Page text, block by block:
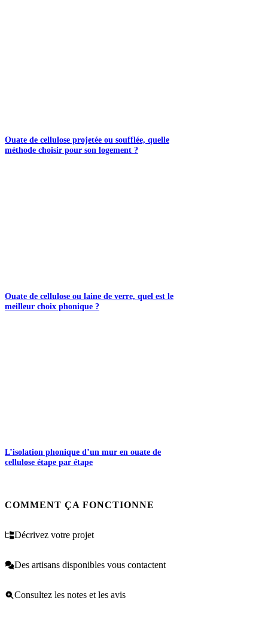
Ouate de cellulose projetée ou soufflée, quelle
méthode choisir pour son logement ?
Ouate de cellulose ou laine de verre, quel est le
meilleur choix phonique ?
L’isolation phonique d’un mur en ouate de
cellulose étape par étape
COMMENT ÇA FONCTIONNE
Décrivez votre projet
Des artisans disponibles vous contactent
Consultez les notes et les avis